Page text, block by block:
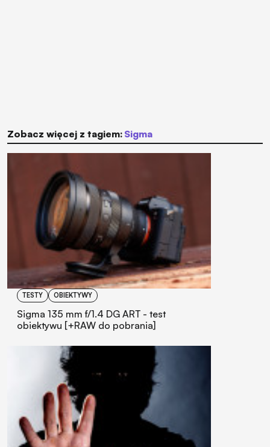
Zobacz więcej z tagiem: Sigma
TESTY OBIEKTYWY
Sigma 135 mm f/1.4 DG ART - test
obiektywu [+RAW do pobrania]